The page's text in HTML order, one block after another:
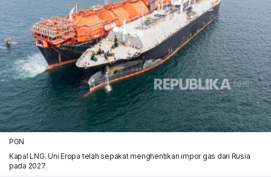
PGN
Kapal LNG. Uni Eropa telah sepakat menghentikan impor gas dari Rusia
pada 2027.